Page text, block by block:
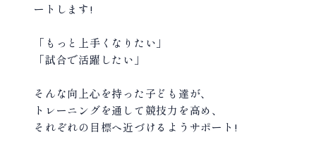
ートします!
「もっと上手くなりたい」
「試合で活躍したい」
そんな向上心を持った子ども達が、
トレーニングを通して競技力を高め、
それぞれの目標へ近づけるようサポート!